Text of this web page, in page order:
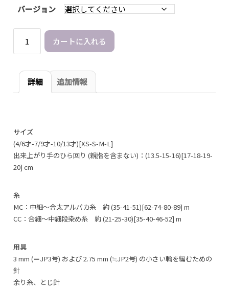
610 円
–
650 円
バージョン
Thaw
個
カートに入れる
詳細 追加情報
サイズ
(4/6才-7/9才-10/13才)[XS-S-M-L]
出来上がり手のひら回り (親指を含まない)：(13.5-15-16)[17-18-19-
20] cm
糸
MC：中細～合太アルパカ糸 約 (35-41-51)[62-74-80-89] m
CC：合細～中細段染め糸 約 (21-25-30)[35-40-46-52] m
用具
3 mm (＝JP3号) および 2.75 mm (≒JP2号) の小さい輪を編むための
針
余り糸、とじ針